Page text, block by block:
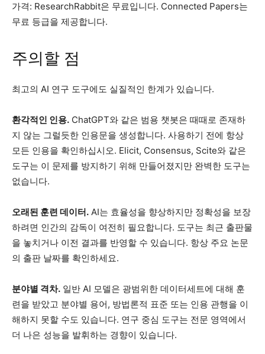
가격: ResearchRabbit은 무료입니다. Connected Papers는
무료 등급을 제공합니다.
주의할 점
최고의 AI 연구 도구에도 실질적인 한계가 있습니다.
환각적인 인용. ChatGPT와 같은 범용 챗봇은 때때로 존재하
지 않는 그럴듯한 인용문을 생성합니다. 사용하기 전에 항상
모든 인용을 확인하십시오. Elicit, Consensus, Scite와 같은
도구는 이 문제를 방지하기 위해 만들어졌지만 완벽한 도구는
없습니다.
오래된 훈련 데이터. AI는 효율성을 향상하지만 정확성을 보장
하려면 인간의 감독이 여전히 필요합니다. 도구는 최근 출판물
을 놓치거나 이전 결과를 반영할 수 있습니다. 항상 주요 논문
의 출판 날짜를 확인하세요.
분야별 격차. 일반 AI 모델은 광범위한 데이터세트에 대해 훈
련을 받았고 분야별 용어, 방법론적 표준 또는 인용 관행을 이
해하지 못할 수도 있습니다. 연구 중심 도구는 전문 영역에서
더 나은 성능을 발휘하는 경향이 있습니다.